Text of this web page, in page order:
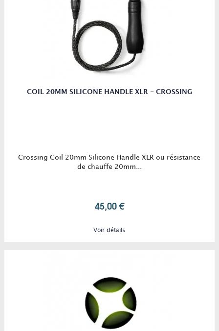
COIL 20MM SILICONE HANDLE XLR - CROSSING
Crossing Coil 20mm Silicone Handle XLR ou résistance
de chauffe 20mm...
45,00 €
Voir détails